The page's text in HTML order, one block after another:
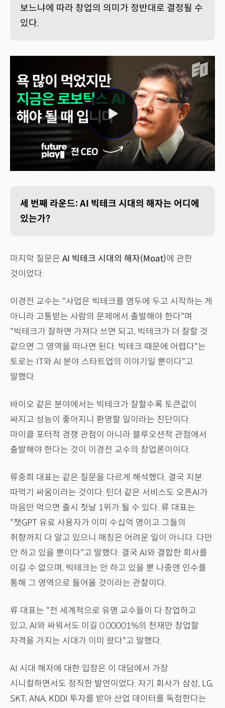
보느냐에 따라 창업의 의미가 정반대로 결정될 수
있다.
세 번째 라운드: AI 빅테크 시대의 해자는 어디에
있는가?
마지막 질문은 AI 빅테크 시대의 해자(Moat)에 관한
것이었다.
이경전 교수는 "사업은 빅테크를 염두에 두고 시작하는 게
아니라 고통받는 사람의 문제에서 출발해야 한다"며
"빅테크가 잘하면 가져다 쓰면 되고, 빅테크가 더 잘할 것
같으면 그 영역을 떠나면 된다. 빅테크 때문에 어렵다"는
토로는 IT와 AI 분야 스타트업의 이야기일 뿐이다"고
말했다.
바이오 같은 분야에서는 빅테크가 잘할수록 토큰값이
싸지고 성능이 좋아지니 환영할 일이라는 진단이다.
마이클 포터적 경쟁 관점이 아니라 블루오션적 관점에서
출발해야 한다는 것이 이경전 교수의 창업론이이다.
류중희 대표는 같은 질문을 다르게 해석했다. 결국 지분
따먹기 싸움이라는 것이다. 틴더 같은 서비스도 오픈AI가
마음만 먹으면 출시 첫날 1위가 될 수 있다. 류 대표는
"챗GPT 유료 사용자가 이미 수십억 명이고 그들의
취향까지 다 알고 있으니 매칭은 어려운 일이 아니다. 다만
안 하고 있을 뿐이다"고 말했다. 결국 AI와 결합한 회사를
이길 수 없으며, 빅테크는 안 하고 있을 뿐 나중엔 인수를
통해 그 영역으로 들어올 것이라는 관찰이다.
류 대표는 "전 세계적으로 유명 교수들이 다 창업하고
있고, AI와 싸워서도 이길 0.00001%의 천재만 창업할
자격을 가지는 시대가 이미 왔다"고 말했다.
AI 시대 해자에 대한 입장은 이 대담에서 가장
시니컬하면서도 정직한 발언이었다. 자기 회사가 삼성, LG,
SKT, ANA, KDDI 투자를 받아 산업 데이터를 독점한다는